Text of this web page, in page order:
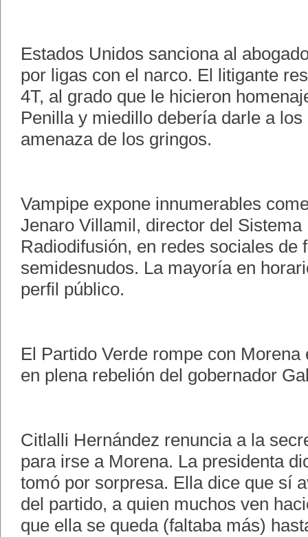
Estados Unidos sanciona al
por ligas con el narco. El litigante
4T, al grado que le hicieron
Penilla y miedillo debería darle a
amenaza de los gringos.
Vampipe expone innumerables
Jenaro Villamil, director del Sistema
Radiodifusión, en redes sociales de
semidesnudos. La mayoría en
perfil público.
El Partido Verde rompe con
en plena rebelión del gobernador
Citlalli Hernández renuncia a la
para irse a Morena. La presidenta
tomó por sorpresa. Ella dice que sí
del partido, a quien muchos ven
que ella se queda (faltaba más)